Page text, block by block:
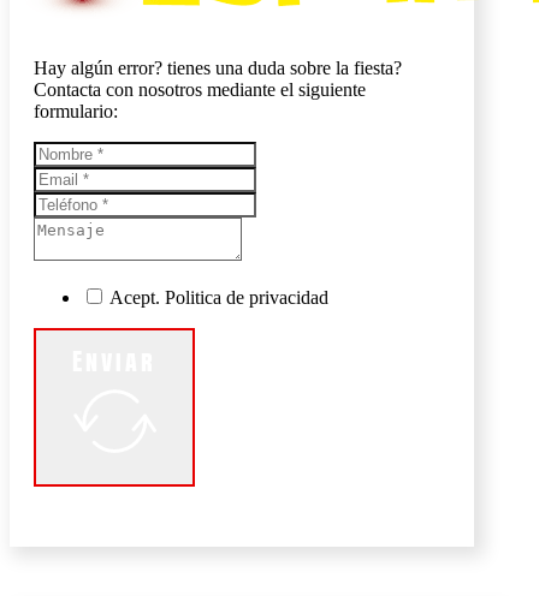
Hay algún error? tienes una duda sobre la fiesta?
Contacta con nosotros mediante el siguiente
formulario:
Acept. Politica de privacidad